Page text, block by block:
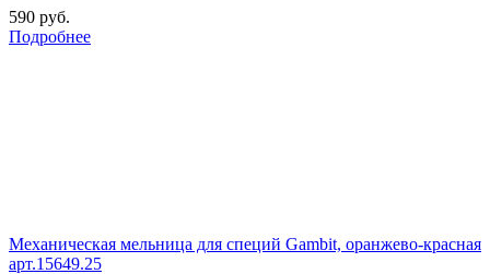
590 руб.
Подробнее
Механическая мельница для специй Gambit, оранжево-красная
арт.15649.25